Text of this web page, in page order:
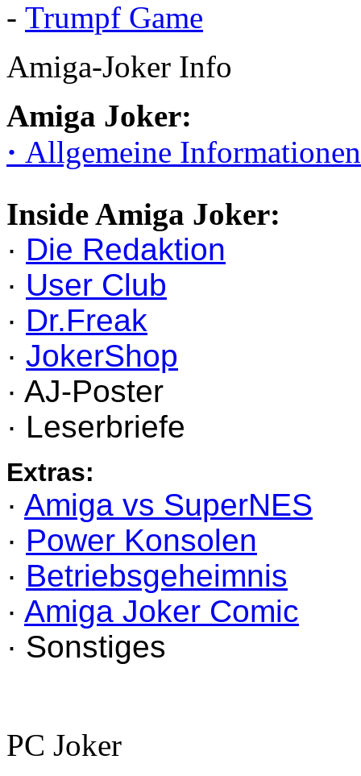
- Trumpf Game
Amiga-Joker Info
Amiga Joker:
· Allgemeine Informationen
Inside Amiga Joker:
· Die Redaktion
· User Club
· Dr.Freak
· JokerShop
· AJ-Poster
· Leserbriefe
Extras:
· Amiga vs SuperNES
· Power Konsolen
· Betriebsgeheimnis
· Amiga Joker Comic
· Sonstiges
PC Joker